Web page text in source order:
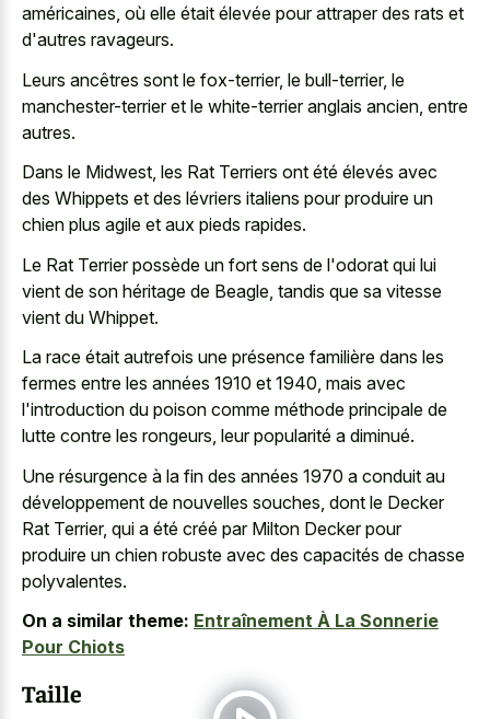
américaines, où elle était élevée pour attraper des rats et
d'autres ravageurs.
Leurs ancêtres sont le fox-terrier, le bull-terrier, le
manchester-terrier et le white-terrier anglais ancien, entre
autres.
Dans le Midwest, les Rat Terriers ont été élevés avec
des Whippets et des lévriers italiens pour produire un
chien plus agile et aux pieds rapides.
Le Rat Terrier possède un fort sens de l'odorat qui lui
vient de son héritage de Beagle, tandis que sa vitesse
vient du Whippet.
La race était autrefois une présence familière dans les
fermes entre les années 1910 et 1940, mais avec
l'introduction du poison comme méthode principale de
lutte contre les rongeurs, leur popularité a diminué.
Une résurgence à la fin des années 1970 a conduit au
développement de nouvelles souches, dont le Decker
Rat Terrier, qui a été créé par Milton Decker pour
produire un chien robuste avec des capacités de chasse
polyvalentes.
On a similar theme: Entraînement À La Sonnerie
Pour Chiots
Taille